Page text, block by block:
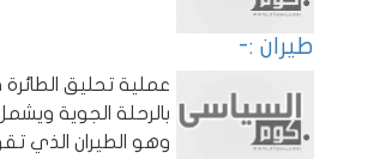
طيران :-
عملية تحليق
بالرحلة الجوية
وهو الطيران الذي